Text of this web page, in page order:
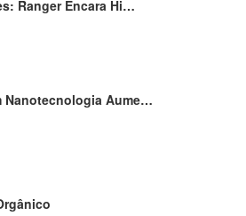
Ranger Encara Hi…
Nanotecnologia Aume…